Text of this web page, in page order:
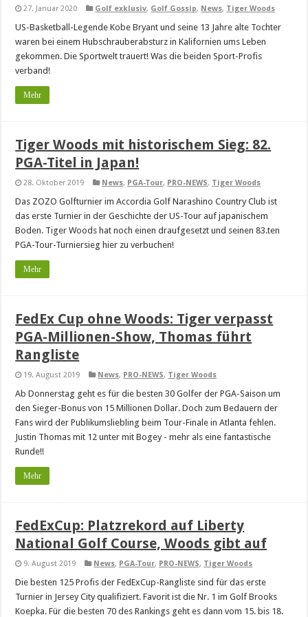
27. Januar 2020 Golf exklusiv, Golf Gossip, News, Tiger Woods
US-Basketball-Legende Kobe Bryant und seine 13 Jahre alte Tochter
waren bei einem Hubschrauberabsturz in Kalifornien ums Leben
gekommen. Die Sportwelt trauert! Was die beiden Sport-Profis
verband!
Mehr
Tiger Woods mit historischem Sieg: 82.
PGA-Titel in Japan!
28. Oktober 2019 News, PGA-Tour, PRO-NEWS, Tiger Woods
Das ZOZO Golfturnier im Accordia Golf Narashino Country Club ist
das erste Turnier in der Geschichte der US-Tour auf japanischem
Boden. Tiger Woods hat noch einen draufgesetzt und seinen 83.ten
PGA-Tour-Turniersieg hier zu verbuchen!
Mehr
FedEx Cup ohne Woods: Tiger verpasst
PGA-Millionen-Show, Thomas führt
Rangliste
19. August 2019 News, PRO-NEWS, Tiger Woods
Ab Donnerstag geht es für die besten 30 Golfer der PGA-Saison um
den Sieger-Bonus von 15 Millionen Dollar. Doch zum Bedauern der
Fans wird der Publikumsliebling beim Tour-Finale in Atlanta fehlen.
Justin Thomas mit 12 unter mit Bogey - mehr als eine fantastische
Runde!!
Mehr
FedExCup: Platzrekord auf Liberty
National Golf Course, Woods gibt auf
9. August 2019 News, PGA-Tour, PRO-NEWS, Tiger Woods
Die besten 125 Profis der FedExCup-Rangliste sind für das erste
Turnier in Jersey City qualifiziert. Favorit ist die Nr. 1 im Golf Brooks
Koepka. Für die besten 70 des Rankings geht es dann vom 15. bis 18.